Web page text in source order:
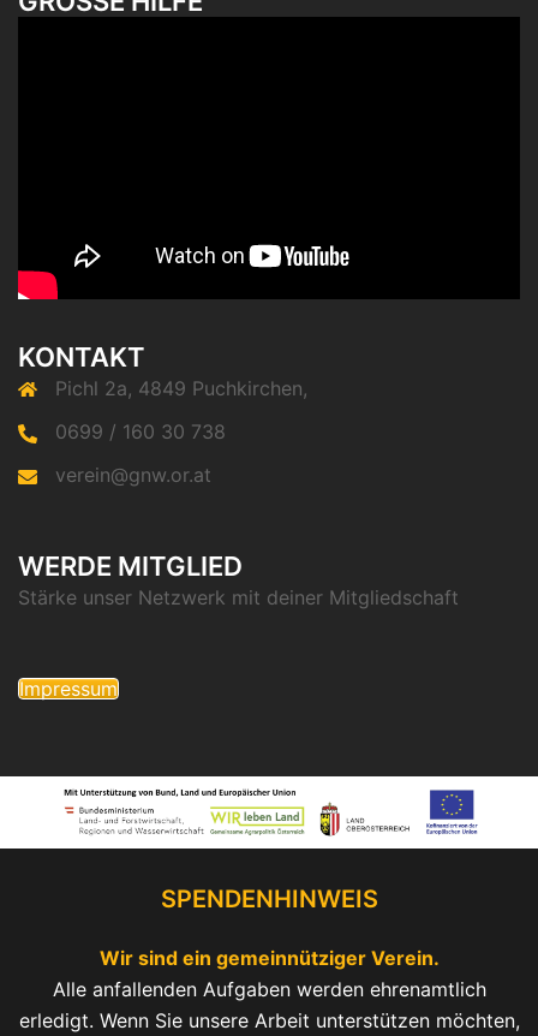
KONTAKT
Pichl 2a, 4849 Puchkirchen,
0699 / 160 30 738
verein@gnw.or.at
WERDE MITGLIED
Stärke unser Netzwerk mit deiner Mitgliedschaft
Impressum
SPENDENHINWEIS
Wir sind ein gemeinnütziger Verein.
Alle anfallenden Aufgaben werden ehrenamtlich
erledigt. Wenn Sie unsere Arbeit unterstützen möchten,